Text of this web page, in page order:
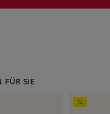
FÜR SIE